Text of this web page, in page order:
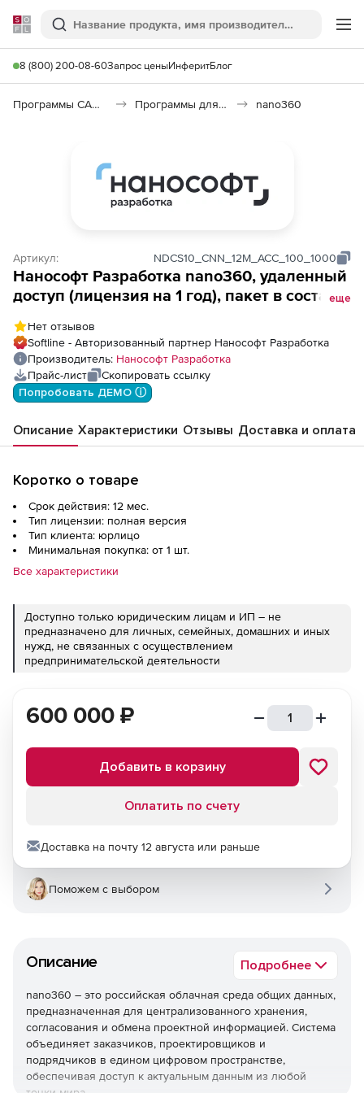
Softline
Поиск
8 (800) 200-08-60Запрос ценыИнферитБлог
Программы САПР и ГИС Программы для документооборота nano360
Артикул: NDCS10_CNN_12M_ACC_100_1000
Нанософт Разработка nano360, удаленный
доступ (лицензия на 1 год), пакет в составе
1 год
еще
Нет отзывов
Softline - Авторизованный партнер Нанософт Разработка
Производитель: Нанософт Разработка
Прайс-лист
Скопировать ссылку
Попробовать ДЕМО ⓘ
Описание Характеристики Отзывы Доставка и оплата
Коротко о товаре
Срок действия: 12 мес.
Тип лицензии: полная версия
Тип клиента: юрлицо
Минимальная покупка: от 1 шт.
Все характеристики
Доступно только юридическим лицам и ИП – не
предназначено для личных, семейных, домашних и иных
нужд, не связанных с осуществлением
предпринимательской деятельности
Описание Подробнее
nano360 – это российская облачная среда общих данных,
предназначенная для централизованного хранения,
согласования и обмена проектной информацией. Система
объединяет заказчиков, проектировщиков и
подрядчиков в едином цифровом пространстве,
обеспечивая доступ к актуальным данным из любой
600 000 ₽
Добавить в корзину
Оплатить по счету
Доставка на почту 12 августа или раньше
Поможем с выбором